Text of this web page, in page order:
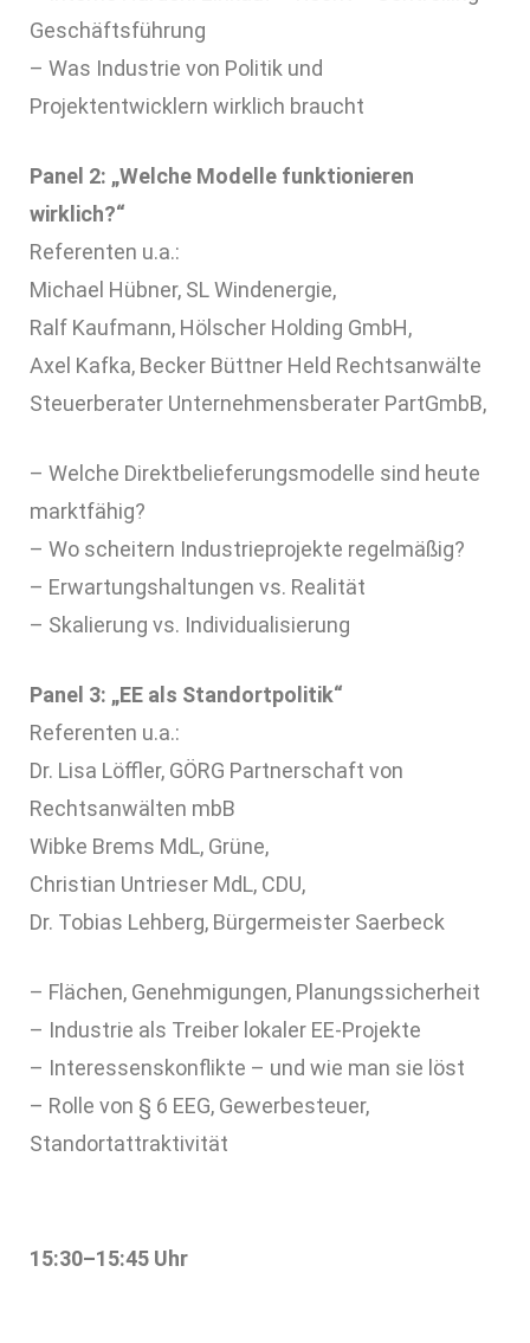
Geschäftsführung
– Was Industrie von Politik und
Projektentwicklern wirklich braucht
Panel 2: „Welche Modelle funktionieren
wirklich?“
Referenten u.a.:
Michael Hübner, SL Windenergie,
Ralf Kaufmann, Hölscher Holding GmbH,
Axel Kafka, Becker Büttner Held Rechtsanwälte
Steuerberater Unternehmensberater PartGmbB,
– Welche Direktbelieferungsmodelle sind heute
marktfähig?
– Wo scheitern Industrieprojekte regelmäßig?
– Erwartungshaltungen vs. Realität
– Skalierung vs. Individualisierung
Panel 3: „EE als Standortpolitik“
Referenten u.a.:
Dr. Lisa Löffler, GÖRG Partnerschaft von
Rechtsanwälten mbB
Wibke Brems MdL, Grüne,
Christian Untrieser MdL, CDU,
Dr. Tobias Lehberg, Bürgermeister Saerbeck
– Flächen, Genehmigungen, Planungssicherheit
– Industrie als Treiber lokaler EE‑Projekte
– Interessenskonflikte – und wie man sie löst
– Rolle von § 6 EEG, Gewerbesteuer,
Standortattraktivität
15:30–15:45 Uhr